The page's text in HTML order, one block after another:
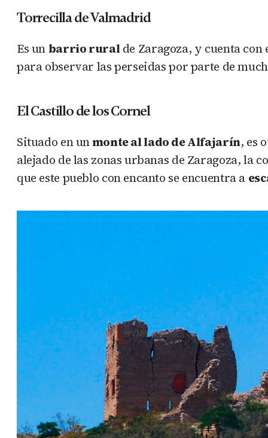
Torrecilla de Valmadrid
Es un barrio ruralde Zaragoza, y cuenta con
para observar las perseidas por parte de
El Castillo de los Cornel
Situado en unmonte al lado de Alfajarín, es
alejado de las zonas urbanas de Zaragoza, la
que este pueblo con encanto se encuentra a